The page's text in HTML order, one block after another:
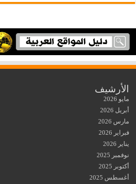
الأرشيف
مايو 2026
أبريل 2026
مارس 2026
فبراير 2026
يناير 2026
نوفمبر 2025
أكتوبر 2025
أغسطس 2025